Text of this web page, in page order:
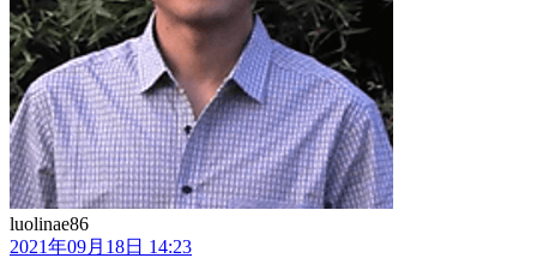
luolinae86
2021年09月18日 14:23